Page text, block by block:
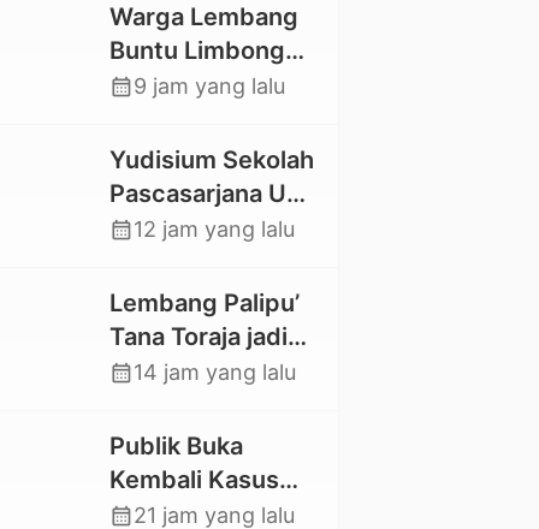
Warga Lembang
Buntu Limbong
Gandasil,
Jalan Sepanjang
500 Meter
calendar_month9 jam yang lalu
Yudisium Sekolah
Pascasarjana UKI
Toraja Lahirkan 58
calendar_month12 jam yang lalu
Lembang Palipu’
Tana Toraja jadi
Percontohan
Sejahtera oleh
Kemensos
calendar_month14 jam yang lalu
Publik Buka
Kembali Kasus
Hilangnya Stoner,
calendar_month21 jam yang lalu